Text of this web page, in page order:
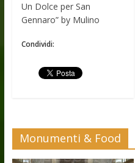
Un Dolce per San
Gennaro” by Mulino
Condividi:
Monumenti & Food